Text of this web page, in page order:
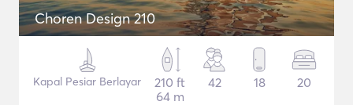
Choren Design 210
Kapal Pesiar Berlayar
210 ft
64 m
42 18 20